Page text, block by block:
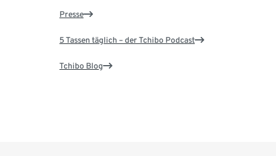
Presse
5 Tassen täglich – der Tchibo Podcast
Tchibo Blog